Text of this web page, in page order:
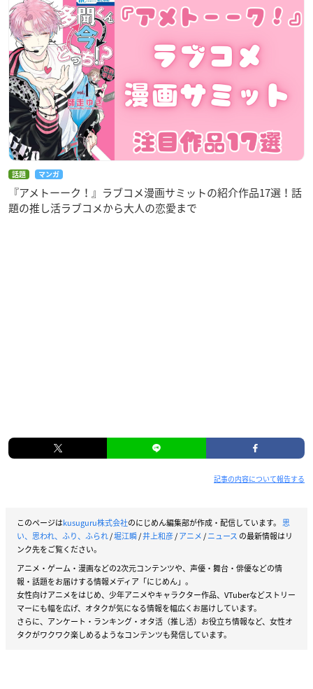
話題 マンガ
『アメトーーク！』ラブコメ漫画サミットの紹介作品17選！話
題の推し活ラブコメから大人の恋愛まで
記事の内容について報告する
このページはkusuguru株式会社のにじめん編集部が作成・配信しています。 思
い、思われ、ふり、ふられ/堀江瞬/井上和彦/アニメ/ニュース の最新情報はリ
ンク先をご覧ください。
アニメ・ゲーム・漫画などの2次元コンテンツや、声優・舞台・俳優などの情
報・話題をお届けする情報メディア「にじめん」。
女性向けアニメをはじめ、少年アニメやキャラクター作品、VTuberなどストリー
マーにも幅を広げ、オタクが気になる情報を幅広くお届けしています。
さらに、アンケート・ランキング・オタ活（推し活）お役立ち情報など、女性オ
タクがワクワク楽しめるようなコンテンツも発信しています。